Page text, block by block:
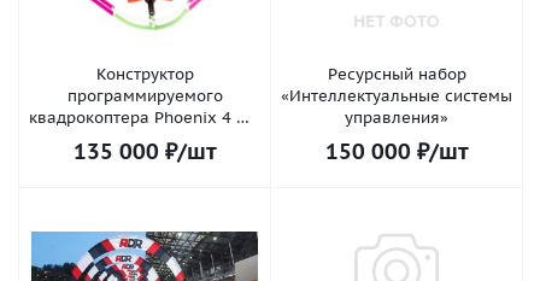
Конструктор
программируемого
квадрокоптера Phoenix 4 WS
(FPV)
135 000 ₽/шт
Ресурсный набор
«Интеллектуальные системы
управления»
150 000 ₽/шт